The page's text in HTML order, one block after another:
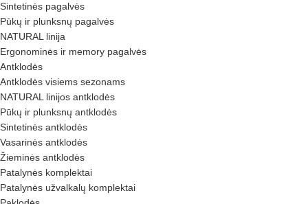
Sintetinės pagalvės
Pūkų ir plunksnų pagalvės
NATURAL linija
Ergonominės ir memory pagalvės
Antklodės
Antklodės visiems sezonams
NATURAL linijos antklodės
Pūkų ir plunksnų antklodės
Sintetinės antklodės
Vasarinės antklodės
Žieminės antklodės
Patalynės komplektai
Patalynės užvalkalų komplektai